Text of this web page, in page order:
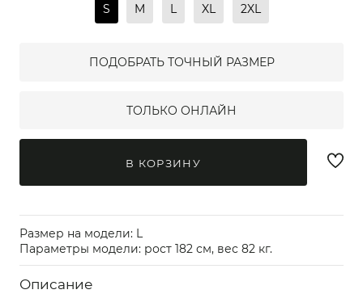
S M L XL 2XL
ПОДОБРАТЬ ТОЧНЫЙ РАЗМЕР
ТОЛЬКО ОНЛАЙН
В КОРЗИНУ
Размер на модели: L
Параметры модели: рост 182 см, вес 82 кг.
Описание